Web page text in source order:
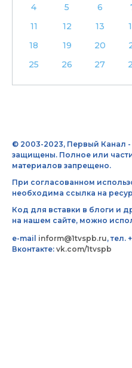
4
5 6
11
12 13
18
19 20
25
26 27
© 2003-2023, Первый Канал -
защищены. Полное или
материалов запрещено.
При согласованном
необходима ссылка на
Код для вставки в блоги и
на нашем сайте, можно
e-mail inform@1tvspb.ru, тел.
Вконтакте: vk.com/1tvspb